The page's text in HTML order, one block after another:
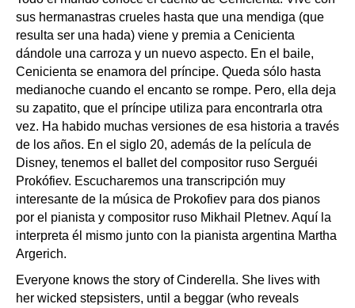
sus hermanastras crueles hasta que una mendiga (que
resulta ser una hada) viene y premia a Cenicienta
dándole una carroza y un nuevo aspecto. En el baile,
Cenicienta se enamora del príncipe. Queda sólo hasta
medianoche cuando el encanto se rompe. Pero, ella deja
su zapatito, que el príncipe utiliza para encontrarla otra
vez. Ha habido muchas versiones de esa historia a través
de los años. En el siglo 20, además de la película de
Disney, tenemos el ballet del compositor ruso Serguéi
Prokófiev. Escucharemos una transcripción muy
interesante de la música de Prokofiev para dos pianos
por el pianista y compositor ruso Mikhail Pletnev. Aquí la
interpreta él mismo junto con la pianista argentina Martha
Argerich.
Everyone knows the story of Cinderella. She lives with
her wicked stepsisters, until a beggar (who reveals